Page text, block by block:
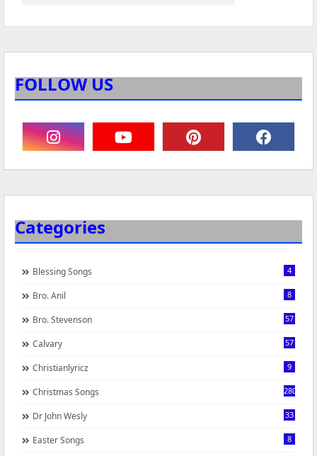
FOLLOW US
Categories
Blessing Songs 4
Bro. Anil 8
Bro. Stevenson 57
Calvary 57
Christianlyricz 9
Christmas Songs 280
Dr John Wesly 33
Easter Songs 8